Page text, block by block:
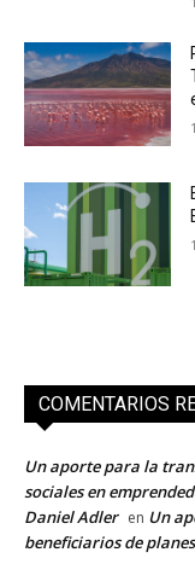
COMENTARIOS
Un aporte para la
sociales en
Daniel Adler en Un
beneficiarios de